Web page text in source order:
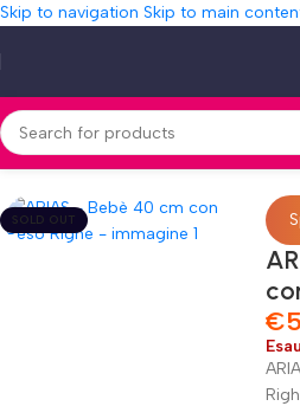
Skip to navigation Skip to main
Home»Shop»ARIAS – Bebè 40 cm
SOLD OUT
€